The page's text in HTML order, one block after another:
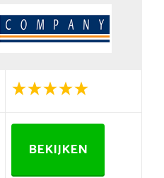
BEKIJKEN